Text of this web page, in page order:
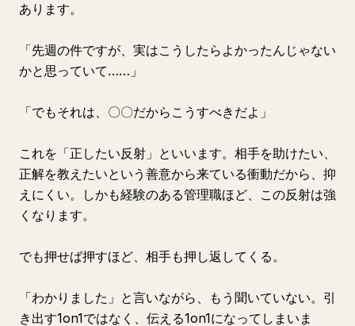
あります。
「先週の件ですが、実はこうしたらよかったんじゃない
かと思っていて……」
「でもそれは、〇〇だからこうすべきだよ」
これを「正したい反射」といいます。相手を助けたい、
正解を教えたいという善意から来ている衝動だから、抑
えにくい。しかも経験のある管理職ほど、この反射は強
くなります。
でも押せば押すほど、相手も押し返してくる。
「わかりました」と言いながら、もう聞いていない。引
き出す1on1ではなく、伝える1on1になってしまいま